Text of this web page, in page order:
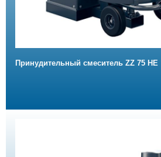
Принудительный смеситель ZZ 75 HE